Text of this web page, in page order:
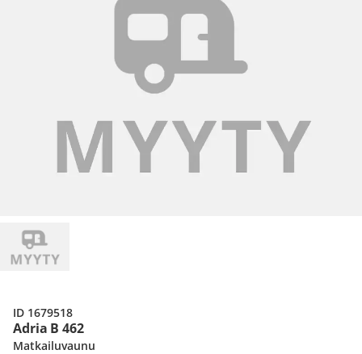
Adria B 462
Matkailuvaunu
ID 1679518